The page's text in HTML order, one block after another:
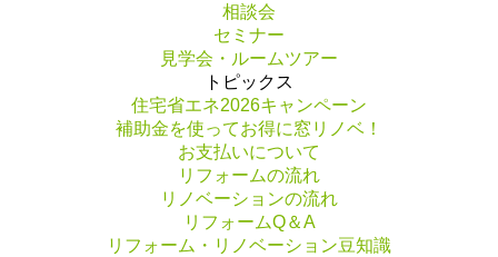
相談会
セミナー
見学会・ルームツアー
トピックス
住宅省エネ2026キャンペーン
補助金を使ってお得に窓リノベ！
お支払いについて
リフォームの流れ
リノベーションの流れ
リフォームQ＆A
リフォーム・リノベーション豆知識